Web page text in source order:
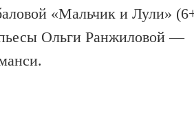
«Мальчик и Лули»
Ольги Ранжиловой —